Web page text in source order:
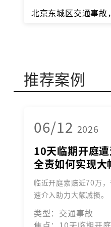
推荐案例
06/12 2026
10天临期开庭
全责如何实现大
临近开庭索赔近70万
速介入助力大额减损。
类型：交通事故